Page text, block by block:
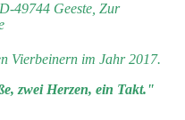
49744 Geeste, Zur
Vierbeinern im Jahr 2017.
zwei Herzen, ein Takt."